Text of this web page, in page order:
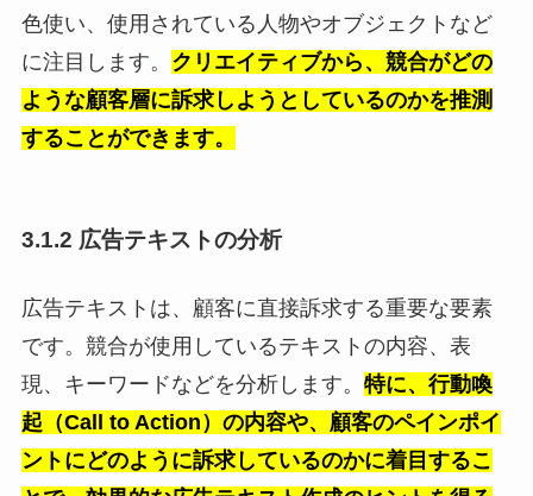
色使い、使用されている人物やオブジェクトなど
に注目します。 クリエイティブから、競合がどの
ような顧客層に訴求しようとしているのかを推測
することができます。
3.1.2 広告テキストの分析
広告テキストは、顧客に直接訴求する重要な要素
です。競合が使用しているテキストの内容、表
現、キーワードなどを分析します。 特に、行動喚
起（Call to Action）の内容や、顧客のペインポイ
ントにどのように訴求しているのかに着目するこ